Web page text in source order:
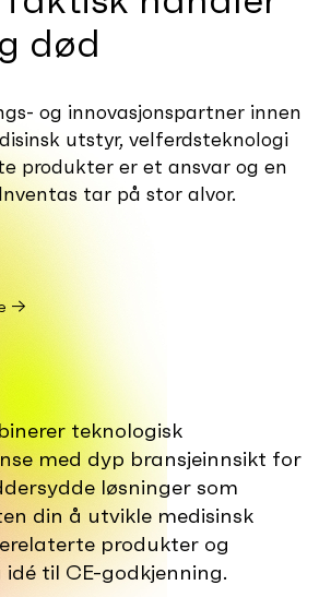
død
og innovasjonspartner innen
utstyr, velferdsteknologi
produkter er et ansvar og en
tar på stor alvor.
→
teknologisk
med dyp bransjeinnsikt for
løsninger som
din å utvikle medisinsk
produkter og
til CE-godkjenning.